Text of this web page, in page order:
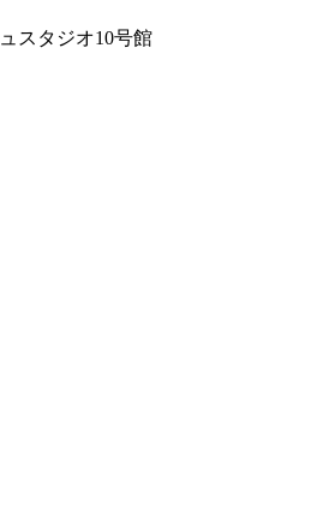
スタジオ10号館